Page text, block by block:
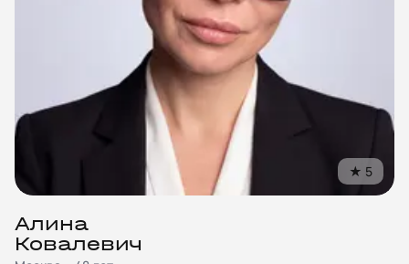
★ 5
Алина
Ковалевич
United Mentors
ИНН
hello@unimentors.ru